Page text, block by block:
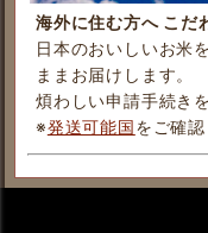
海外に住む方へ こだ
日本のおいしいお米
ままお届けします。
煩わしい申請手続き
※発送可能国をご確認